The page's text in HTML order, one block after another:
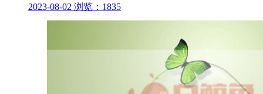
2023-08-02 浏览：1835